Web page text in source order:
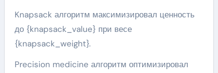
Knapsack алгоритм максимизировал ценность
до {knapsack_value} при весе
{knapsack_weight}.
Precision medicine алгоритм оптимизировал